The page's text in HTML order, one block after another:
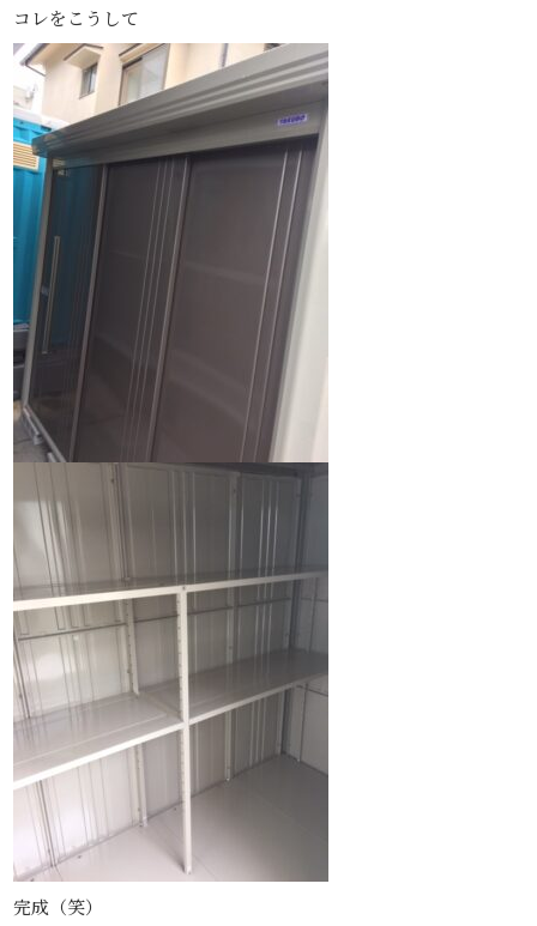
コレをこうして
完成（笑）